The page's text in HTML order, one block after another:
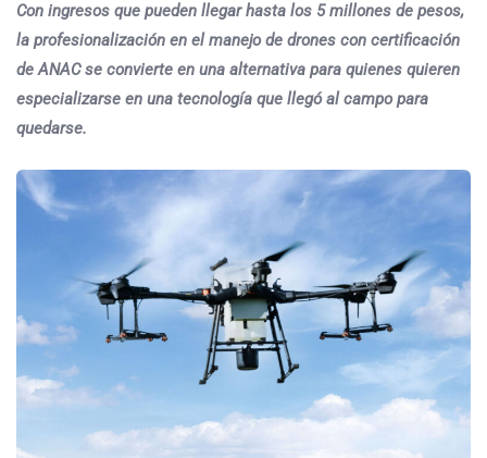
Con ingresos que pueden llegar hasta los 5 millones de pesos,
la profesionalización en el manejo de drones con certificación
de ANAC se convierte en una alternativa para quienes quieren
especializarse en una tecnología que llegó al campo para
quedarse.